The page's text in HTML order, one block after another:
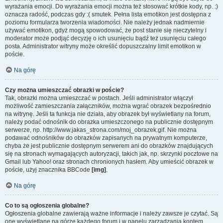
wyrażania emocji. Do wyrażania emocji można też stosować krótkie kody, np. :)
oznacza radość, podczas gdy :( smutek. Pełna lista emotikon jest dostępna z
poziomu formularza tworzenia wiadomości. Nie należy jednak nadmiernie
używać emotikon, gdyż mogą spowodować, że post stanie się nieczytelny i
moderator może podjąć decyzję o ich usunięciu bądź też usunięciu całego
posta. Administrator witryny może określić dopuszczalny limit emotikon w
poście.
Na górę
Czy można umieszczać obrazki w poście?
Tak, obrazki można umieszczać w postach. Jeśli administrator włączył
możliwość zamieszczania załączników, można wgrać obrazek bezpośrednio
na witrynę. Jeśli ta funkcja nie działa, aby obrazek był wyświetlany na forum,
należy podać odnośnik do obrazka umieszczonego na publicznie dostępnym
serwerze, np. http://www.jakas_strona.com/moj_obrazek.gif. Nie można
podawać odnośników do obrazków zapisanych na prywatnym komputerze,
chyba że jest publicznie dostępnym serwerem ani do obrazków znajdujących
się na stronach wymagających autoryzacji, takich jak, np. skrzynki pocztowe na
Gmail lub Yahoo! oraz stronach chronionych hasłem. Aby umieścić obrazek w
poście, użyj znacznika BBCode [img] .
Na górę
Co to są ogłoszenia globalne?
Ogłoszenia globalne zawierają ważne informacje i należy zawsze je czytać. Są
one wyświetlane na górze każdego forum i w panelu zarządzania kontem